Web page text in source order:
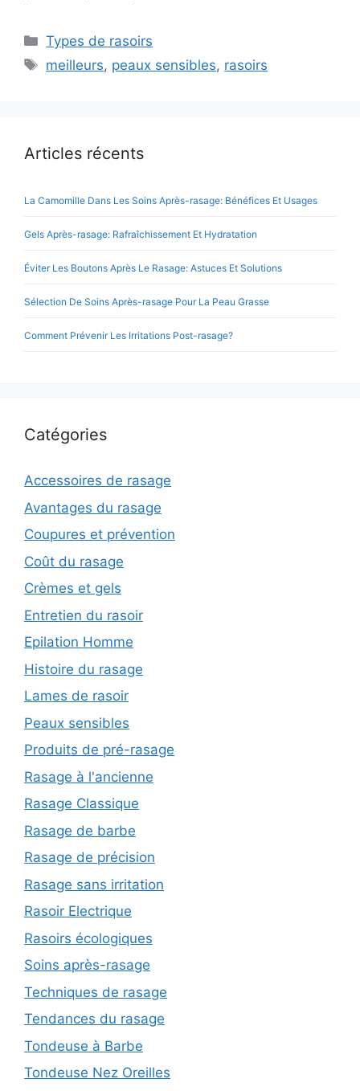
Catégories
Types de rasoirs
Étiquettes
meilleurs, peaux sensibles, rasoirs
Articles récents
La Camomille Dans Les Soins Après-rasage: Bénéfices Et Usages
Gels Après-rasage: Rafraîchissement Et Hydratation
Éviter Les Boutons Après Le Rasage: Astuces Et Solutions
Sélection De Soins Après-rasage Pour La Peau Grasse
Comment Prévenir Les Irritations Post-rasage?
Catégories
Accessoires de rasage
Avantages du rasage
Coupures et prévention
Coût du rasage
Crèmes et gels
Entretien du rasoir
Epilation Homme
Histoire du rasage
Lames de rasoir
Peaux sensibles
Produits de pré-rasage
Rasage à l'ancienne
Rasage Classique
Rasage de barbe
Rasage de précision
Rasage sans irritation
Rasoir Electrique
Rasoirs écologiques
Soins après-rasage
Techniques de rasage
Tendances du rasage
Tondeuse à Barbe
Tondeuse Nez Oreilles